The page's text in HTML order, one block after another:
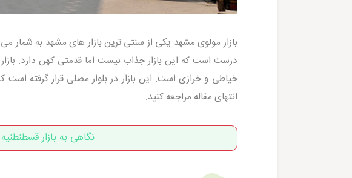
درست است که این بازار جذاب نیست اما قدمتی کهن دارد.
خیاطی و خرازی است. این بازار در بلوار مصلی قرار گرفته است
انتهای مقاله مراجعه کنید.
نگاهی به بازار